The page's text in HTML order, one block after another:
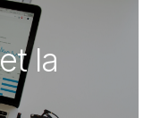
la